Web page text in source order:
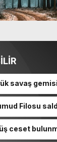
savaş
Filosu
ceset
ortaya çıktı